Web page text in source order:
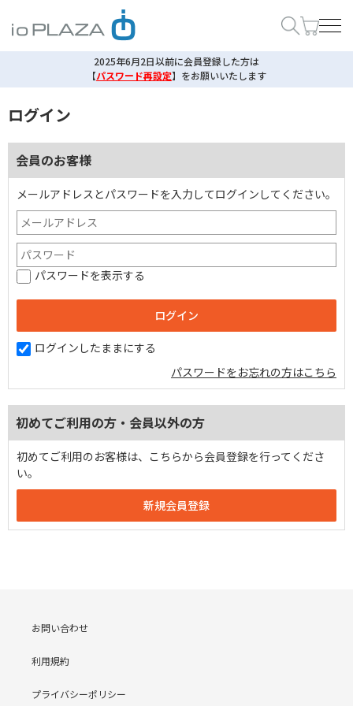
2025年6月2日以前に会員登録した方は
【パスワード再設定】 をお願いいたします
ログイン
会員のお客様
メールアドレスとパスワードを入力してログインしてください。
パスワードを表示する
ログインしたままにする
パスワードをお忘れの方はこちら
初めてご利用の方・会員以外の方
初めてご利用のお客様は、こちらから会員登録を行ってくださ
い。
お問い合わせ
利用規約
プライバシーポリシー